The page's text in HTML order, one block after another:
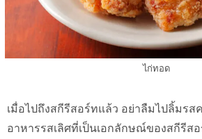
ไก่ทอด
เมื่อไปถึงสกีรีสอร์ทแล้ว อย่าลืมไปลิ้มรส
อาหารรสเลิศที่เป็นเอกลักษณ์ของสกีรีส